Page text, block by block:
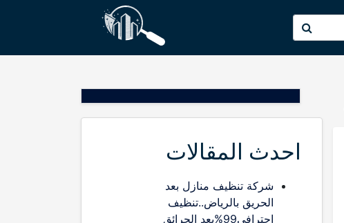
عن:
احدث المقالات
شركة تنظيف منازل بعد
الحريق بالرياض..تنظيف
احترافي99%بعد الحرائق